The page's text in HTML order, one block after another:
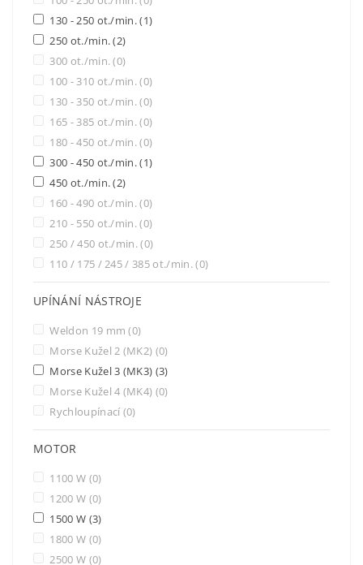
130 - 250 ot./min.(1)
250 ot./min.(2)
300 ot./min.(0)
100 - 310 ot./min.(0)
130 - 350 ot./min.(0)
165 - 385 ot./min.(0)
180 - 450 ot./min.(0)
300 - 450 ot./min.(1)
450 ot./min.(2)
160 - 490 ot./min.(0)
210 - 550 ot./min.(0)
250 / 450 ot./min.(0)
110 / 175 / 245 / 385 ot./min.(0)
UPÍNÁNÍ NÁSTROJE
Weldon 19 mm(0)
Morse Kužel 2 (MK2) (0)
Morse Kužel 3 (MK3) (3)
Morse Kužel 4 (MK4) (0)
Rychloupínací (0)
MOTOR
1100 W (0)
1200 W (0)
1500 W (3)
1800 W (0)
2500 W (0)